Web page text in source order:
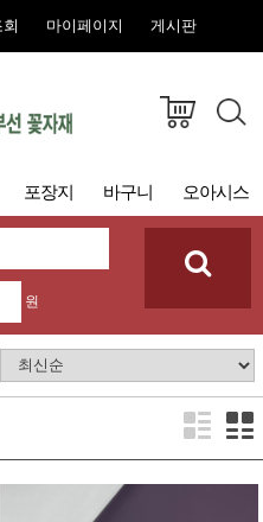
마이페이지 게시판
포장지 바구니 오아시스
원